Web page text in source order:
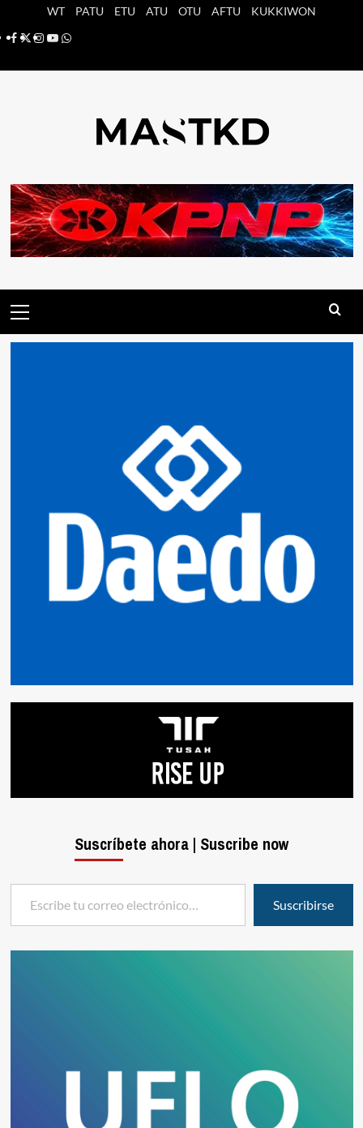
WT PATU ETU ATU OTU AFTU
KUKKIWON
Facebook
X Instagram
YouTube
Whatsapp
principal
Suscríbete ahora | Suscribe now
Escribe tu correo electrónico…
Suscribirse